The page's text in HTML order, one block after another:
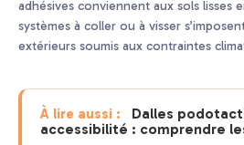
adhésives conviennent aux sols lisses
systèmes à coller ou à visser
extérieurs soumis aux contraintes
À lire aussi :
Dalles
accessibilité : comprendre